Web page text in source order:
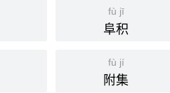
fù jī
阜积
fù jí
附集